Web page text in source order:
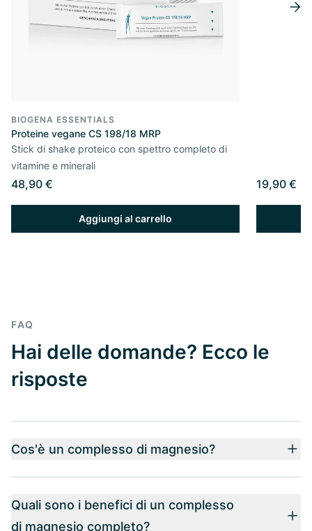
BIOGENA ESSENTIALS
Proteine vegane CS 198/18 MRP
Stick di shake proteico con spettro completo di
vitamine e minerali
48,90 €
Aggiungi al carrello
19,90 €
FAQ
Hai delle domande? Ecco le
risposte
Cos'è un complesso di magnesio?
Quali sono i benefici di un complesso
di magnesio completo?